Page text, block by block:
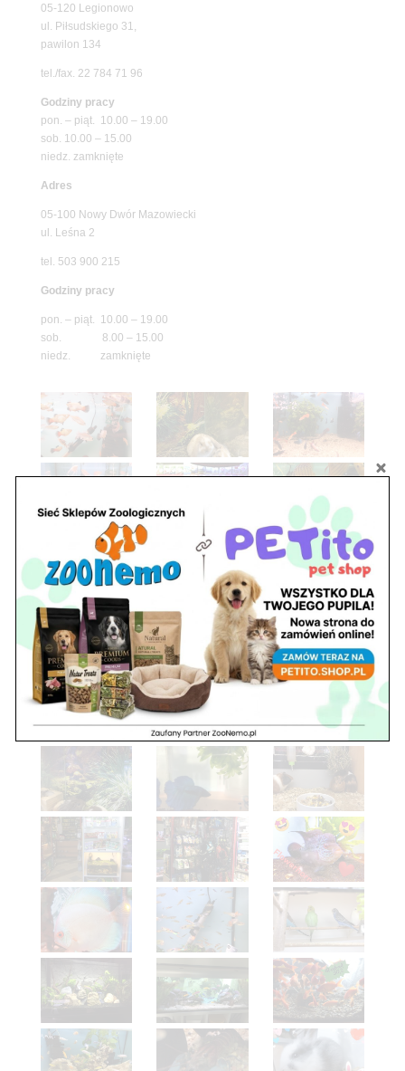
05-120 Legionowo
ul. Piłsudskiego 31,
pawilon 134
tel./fax. 22 784 71 96
Godziny pracy
pon. – piąt. 10.00 – 19.00
sob. 10.00 – 15.00
niedz. zamknięte
Adres
05-100 Nowy Dwór Mazowiecki
ul. Leśna 2
tel. 503 900 215
Godziny pracy
pon. – piąt. 10.00 – 19.00
sob. 8.00 – 15.00
niedz. zamknięte